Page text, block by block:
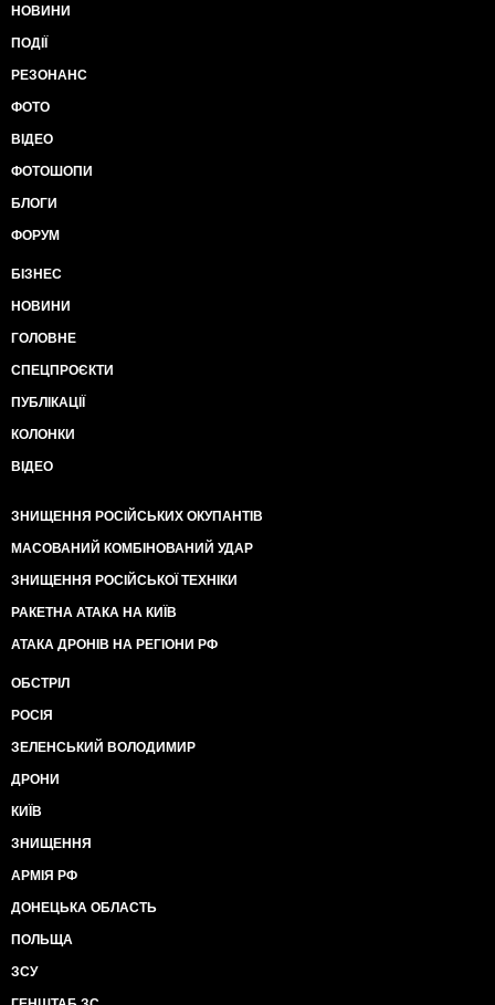
НОВИНИ
ПОДІЇ
РЕЗОНАНС
ФОТО
ВІДЕО
ФОТОШОПИ
БЛОГИ
ФОРУМ
БІЗНЕС
НОВИНИ
ГОЛОВНЕ
СПЕЦПРОЄКТИ
ПУБЛІКАЦІЇ
КОЛОНКИ
ВІДЕО
ЗНИЩЕННЯ РОСІЙСЬКИХ ОКУПАНТІВ
МАСОВАНИЙ КОМБІНОВАНИЙ УДАР
ЗНИЩЕННЯ РОСІЙСЬКОЇ ТЕХНІКИ
РАКЕТНА АТАКА НА КИЇВ
АТАКА ДРОНІВ НА РЕГІОНИ РФ
ОБСТРІЛ
РОСІЯ
ЗЕЛЕНСЬКИЙ ВОЛОДИМИР
ДРОНИ
КИЇВ
ЗНИЩЕННЯ
АРМІЯ РФ
ДОНЕЦЬКА ОБЛАСТЬ
ПОЛЬЩА
ЗСУ